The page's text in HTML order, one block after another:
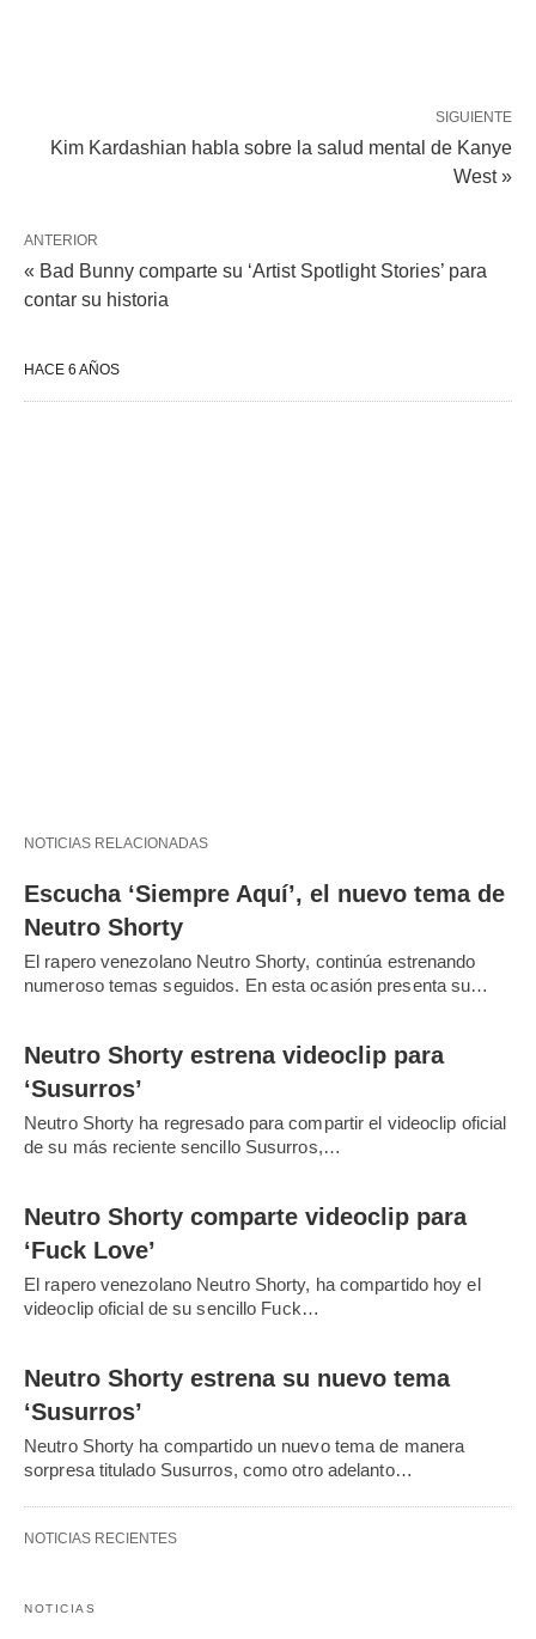
SIGUIENTE
Kim Kardashian habla sobre la salud mental de Kanye
West »
ANTERIOR
« Bad Bunny comparte su ‘Artist Spotlight Stories’ para
contar su historia
HACE 6 AÑOS
NOTICIAS RELACIONADAS
Escucha ‘Siempre Aquí’, el nuevo tema de
Neutro Shorty
El rapero venezolano Neutro Shorty, continúa estrenando
numeroso temas seguidos. En esta ocasión presenta su…
Neutro Shorty estrena videoclip para
‘Susurros’
Neutro Shorty ha regresado para compartir el videoclip oficial
de su más reciente sencillo Susurros,…
Neutro Shorty comparte videoclip para
‘Fuck Love’
El rapero venezolano Neutro Shorty, ha compartido hoy el
videoclip oficial de su sencillo Fuck…
Neutro Shorty estrena su nuevo tema
‘Susurros’
Neutro Shorty ha compartido un nuevo tema de manera
sorpresa titulado Susurros, como otro adelanto…
NOTICIAS RECIENTES
NOTICIAS